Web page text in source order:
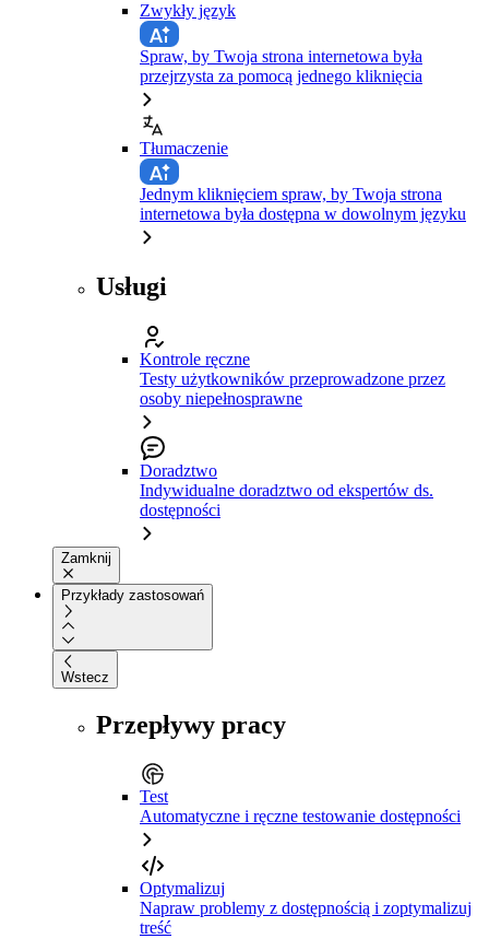
Zwykły język
Spraw, by Twoja strona internetowa była
przejrzysta za pomocą jednego kliknięcia
Tłumaczenie
Jednym kliknięciem spraw, by Twoja strona
internetowa była dostępna w dowolnym języku
Usługi
Kontrole ręczne
Testy użytkowników przeprowadzone przez
osoby niepełnosprawne
Doradztwo
Indywidualne doradztwo od ekspertów ds.
dostępności
Zamknij
Przykłady zastosowań
Wstecz
Przepływy pracy
Test
Automatyczne i ręczne testowanie dostępności
Optymalizuj
Napraw problemy z dostępnością i zoptymalizuj
treść